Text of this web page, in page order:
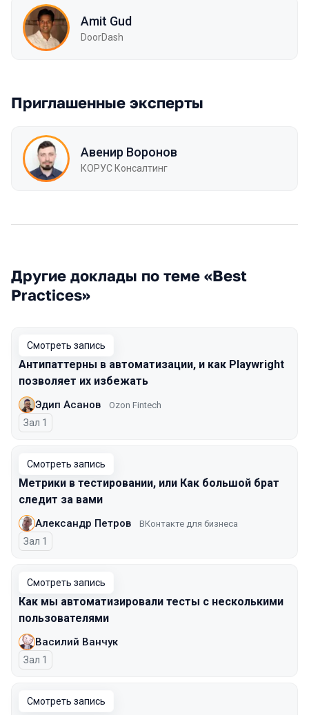
Amit Gud
DoorDash
Приглашенные эксперты
Авенир Воронов
КОРУС Консалтинг
Другие доклады по теме «Best
Practices»
Смотреть запись
Антипаттерны в автоматизации, и как Playwright
позволяет их избежать
Эдип Асанов Ozon Fintech
Зал 1
Смотреть запись
Метрики в тестировании, или Как большой брат
следит за вами
Александр Петров ВКонтакте для бизнеса
Зал 1
Смотреть запись
Как мы автоматизировали тесты с несколькими
пользователями
Василий Ванчук
Зал 1
Смотреть запись